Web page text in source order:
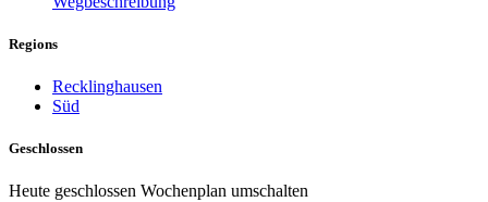
Regions
Recklinghausen
Süd
Geschlossen
Heute geschlossen Wochenplan umschalten